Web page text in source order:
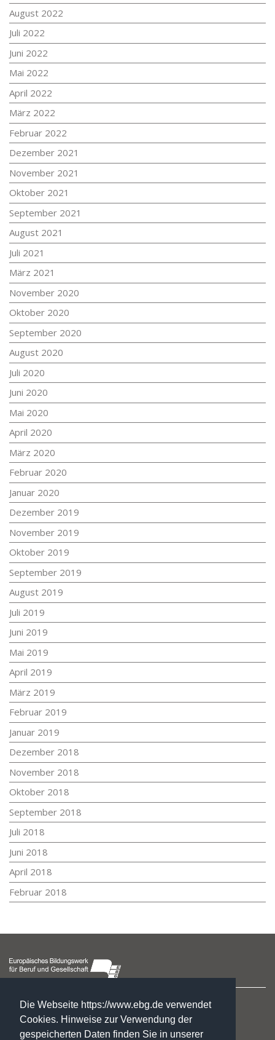
Die Webseite https://www.ebg.de verwendet
Cookies. Hinweise zur Verwendung der
gespeicherten Daten finden Sie in unserer
August 2022
Juli 2022
Juni 2022
Mai 2022
April 2022
März 2022
Februar 2022
Dezember 2021
November 2021
Oktober 2021
September 2021
August 2021
Juli 2021
März 2021
November 2020
Oktober 2020
September 2020
August 2020
Juli 2020
Juni 2020
Mai 2020
April 2020
März 2020
Februar 2020
Januar 2020
Dezember 2019
November 2019
Oktober 2019
September 2019
August 2019
Juli 2019
Juni 2019
Mai 2019
April 2019
März 2019
Februar 2019
Januar 2019
Dezember 2018
November 2018
Oktober 2018
September 2018
Juli 2018
Juni 2018
April 2018
Februar 2018
Hegelstraße 2
39104 Magdeburg